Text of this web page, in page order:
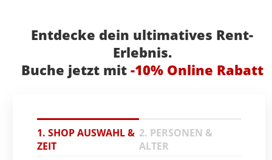
Entdecke dein ultimatives Rent-
Erlebnis.
Buche jetzt mit-10% Online Rabatt
1. SHOP AUSWAHL &
ZEIT
2. PERSONEN &
ALTER